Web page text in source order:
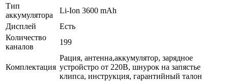
Тип
аккумулятора
Li-Ion 3600 mAh
Дисплей
Есть
Количество
каналов
199
Комплектация
Рация, антенна,аккумулятор, зарядное
устройстро от 220В, шнурок на запястье
клипса, инструкция, гарантийный талон